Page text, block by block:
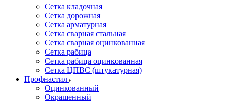
Сетка кладочная
Сетка дорожная
Сетка арматурная
Сетка сварная стальная
Сетка сварная оцинкованная
Сетка рабица
Сетка рабица оцинкованная
Сетка ЦПВС (штукатурная)
Профнастил
Оцинкованный
Окрашенный